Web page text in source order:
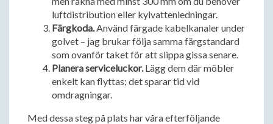
luftdistribution eller kylvattenledningar.
Färgkoda. Använd färgade kabelkanaler under
golvet – jag brukar följa samma färgstandard
som ovanför taket för att slippa gissa senare.
Planera serviceluckor. Lägg dem där möbler
enkelt kan flyttas; det sparar tid vid
omdragningar.
Med dessa steg på plats har våra efterföljande